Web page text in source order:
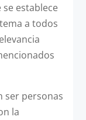
establece
a todos
ser personas
la